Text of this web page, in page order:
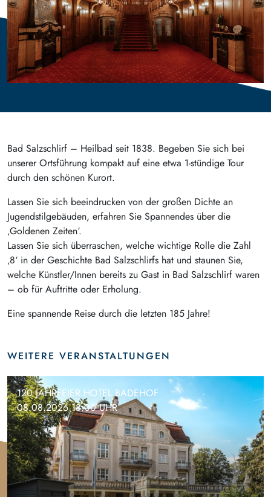
Bad Salzschlirf – Heilbad seit 1838. Begeben Sie sich bei
unserer Ortsführung kompakt auf eine etwa 1-stündige Tour
durch den schönen Kurort.
Lassen Sie sich beeindrucken von der großen Dichte an
Jugendstilgebäuden, erfahren Sie Spannendes über die
‚Goldenen Zeiten‘.
Lassen Sie sich überraschen, welche wichtige Rolle die Zahl
‚8‘ in der Geschichte Bad Salzschlirfs hat und staunen Sie,
welche Künstler/Innen bereits zu Gast in Bad Salzschlirf waren
– ob für Auftritte oder Erholung.
Eine spannende Reise durch die letzten 185 Jahre!
WEITERE VERANSTALTUNGEN
120 JAHRFEIER HOTEL BADEHOF
08.08.2026 18:00 UHR